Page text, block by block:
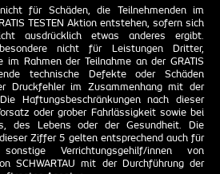
für Schäden, die Teilnehmenden im
TESTEN Aktion entstehen, sofern sich
ausdrücklich etwas anderes ergibt.
nicht für Leistungen Dritter,
im Rahmen der Teilnahme an der GRATIS
technische Defekte oder Schäden
Druckfehler im Zusammenhang mit der
Haftungsbeschränkungen nach dieser
oder grober Fahrlässigkeit sowie bei
des Lebens oder der Gesundheit. Die
Ziffer 5 gelten entsprechend auch für
Verrichtungsgehilf/innen von
SCHWARTAU mit der Durchführung der